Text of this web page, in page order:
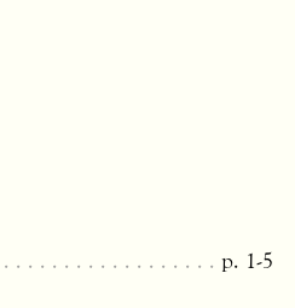
p. 1-5